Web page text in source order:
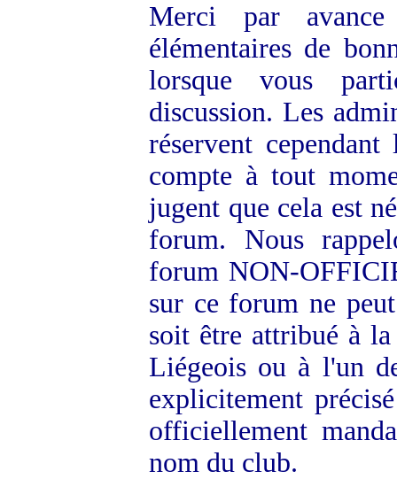
Merci par
élémentaires de
lorsque vous
discussion. Les
réservent
compte à tout
jugent que cela est
forum. Nous
forum NON-
sur ce forum ne
soit être attribué à
Liégeois ou à l'un
explicitement
officiellement
nom du club.